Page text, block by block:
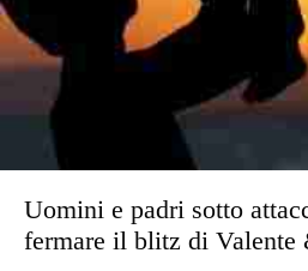
Uomini e padri sotto
fermare il blitz di Valente